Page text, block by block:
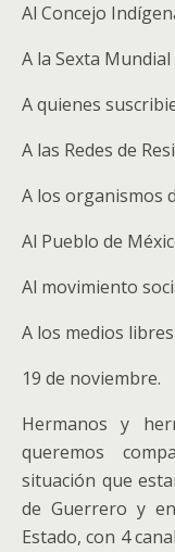
Al Concejo
A la Sexta Mundial
A quienes
A las Redes de
A los organismos
Al Pueblo de
Al movimiento
A los medios
19 de noviembre.
Hermanos y
queremos
situación que
de Guerrero y
Estado, con 4